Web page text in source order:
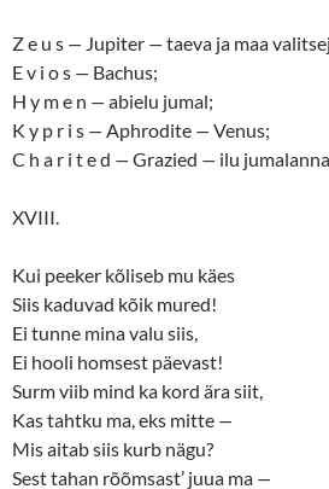
Z e u s — Jupiter — taeva ja maa
E v i o s — Bachus;
H y m e n — abielu jumal;
K y p r i s — Aphrodite — Venus;
C h a r i t e d — Grazied — ilu
XVIII.
Kui peeker kõliseb mu käes
Siis kaduvad kõik mured!
Ei tunne mina valu siis,
Ei hooli homsest päevast!
Surm viib mind ka kord ära siit,
Kas tahtku ma, eks mitte —
Mis aitab siis kurb nägu?
Sest tahan rõõmsast’ juua ma —